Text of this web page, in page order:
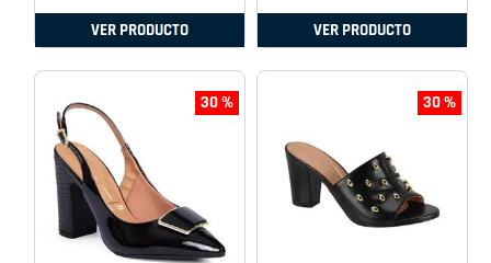
VER PRODUCTO VER PRODUCTO
30 % 30 %